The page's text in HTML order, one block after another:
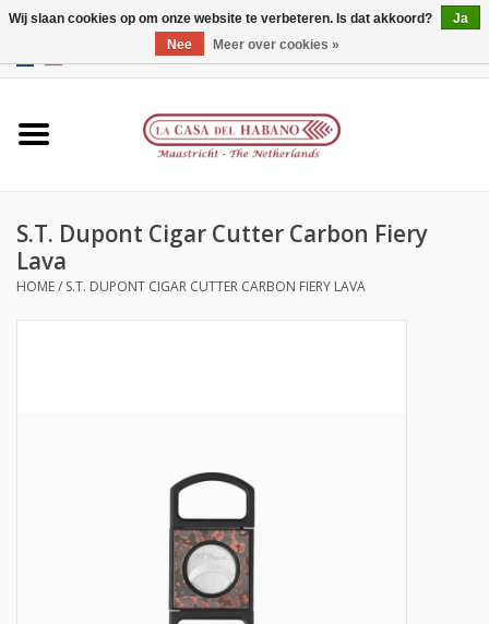
CNY/HKD
Humidors
Over ons
S.T. Dupont Cigar Cutter Carbon Fiery
Lava
HOME/ S.T. DUPONT CIGAR CUTTER CARBON FIERY LAVA
Wij slaan cookies op om onze website te verbeteren. Is dat akkoord?
Ja
Nee
Meer over cookies »